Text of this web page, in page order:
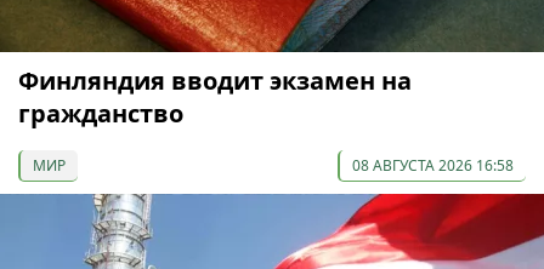
Финляндия вводит экзамен на
гражданство
МИР 08 АВГУСТА 2026 16:58